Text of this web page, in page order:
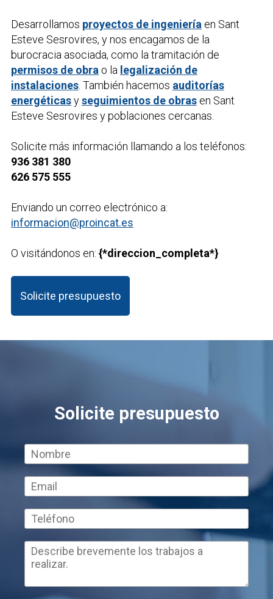
Desarrollamos proyectos de ingeniería en Sant
Esteve Sesrovires, y nos encagamos de la
burocracia asociada, como la tramitación de
permisos de obra o la legalización de
instalaciones. También hacemos auditorías
energéticasyseguimientos de obrasen Sant
Esteve Sesrovires y poblaciones cercanas.
Solicite más información llamando a los teléfonos:
936 381 380
626 575 555
Enviando un correo electrónico a:
informacion@proincat.es
O visitándonos en: {*direccion_completa*}
Solicite presupuesto
Solicite presupuesto